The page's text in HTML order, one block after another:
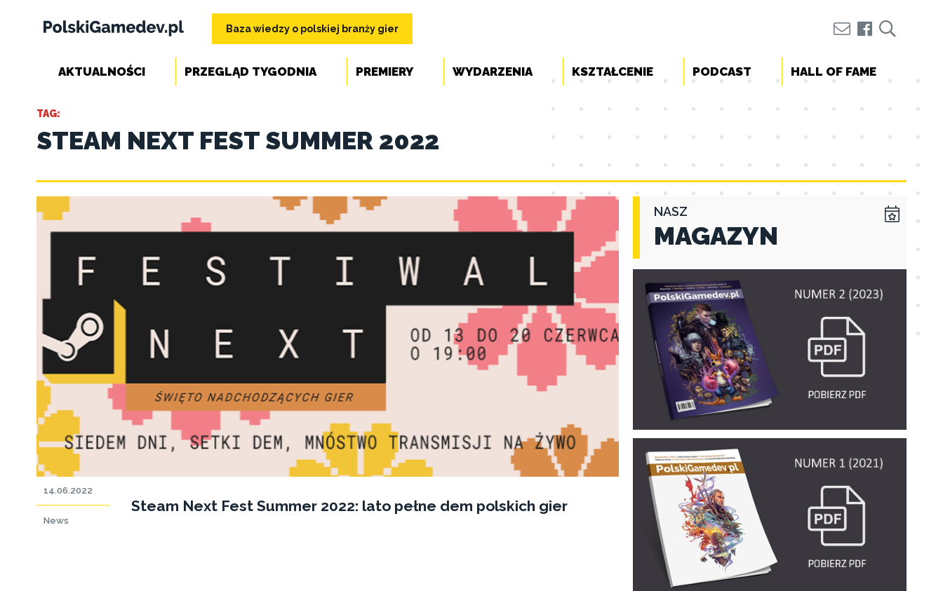
Baza wiedzy o polskiej branży gier
AKTUALNOŚCI PRZEGLĄD TYGODNIA PREMIERY WYDARZENIA KSZTAŁCENIE PODCAST HALL OF FAME
TAG:
STEAM NEXT FEST SUMMER 2022
14.06.2022
News
Steam Next Fest Summer 2022: lato pełne dem polskich gier
NASZ
MAGAZYN